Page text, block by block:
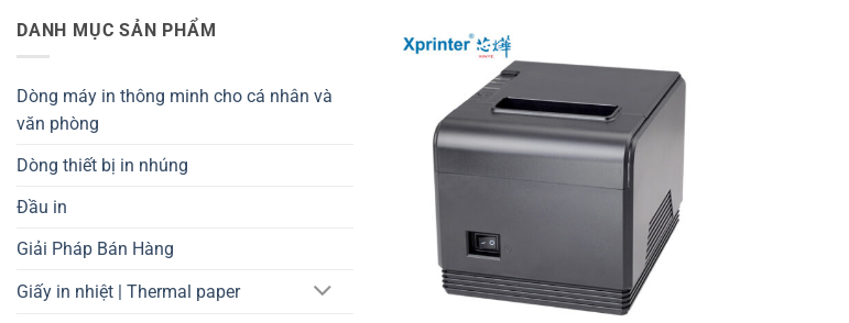
DANH MỤC SẢN PHẨM
Dòng máy in thông minh cho cá nhân và
văn phòng
Dòng thiết bị in nhúng
Đầu in
Giải Pháp Bán Hàng
Giấy in nhiệt | Thermal paper